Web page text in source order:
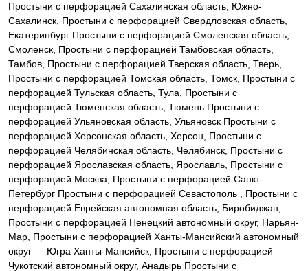
Простыни с перфорацией Сахалинская область, Южно-
Сахалинск, Простыни с перфорацией Свердловская область,
Екатеринбург Простыни с перфорацией Смоленская область,
Смоленск, Простыни с перфорацией Тамбовская область,
Тамбов, Простыни с перфорацией Тверская область, Тверь,
Простыни с перфорацией Томская область, Томск, Простыни с
перфорацией Тульская область, Тула, Простыни с
перфорацией Тюменская область, Тюмень Простыни с
перфорацией Ульяновская область, Ульяновск Простыни с
перфорацией Херсонская область, Херсон, Простыни с
перфорацией Челябинская область, Челябинск, Простыни с
перфорацией Ярославская область, Ярославль, Простыни с
перфорацией Москва, Простыни с перфорацией Санкт-
Петербург Простыни с перфорацией Севастополь , Простыни с
перфорацией Еврейская автономная область, Биробиджан,
Простыни с перфорацией Ненецкий автономный округ, Нарьян-
Мар, Простыни с перфорацией Ханты-Мансийский автономный
округ — Югра Ханты-Мансийск, Простыни с перфорацией
Чукотский автономный округ, Анадырь Простыни с